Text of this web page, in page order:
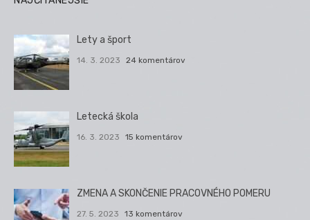
Lety a šport
14. 3. 2023 24 komentárov
Letecká škola
16. 3. 2023 15 komentárov
ZMENA A SKONČENIE PRACOVNÉHO POMERU
27. 5. 2023 13 komentárov